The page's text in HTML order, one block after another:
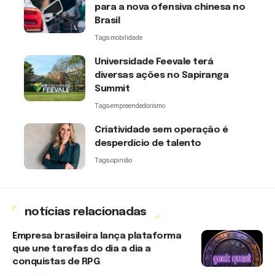
para a nova ofensiva chinesa no
Brasil
Tags:mobilidade
Universidade Feevale terá
diversas ações no Sapiranga
Summit
Tags:empreendedorismo
Criatividade sem operação é
desperdício de talento
Tags:opinião
notícias relacionadas
Empresa brasileira lança plataforma
que une tarefas do dia a dia a
conquistas de RPG